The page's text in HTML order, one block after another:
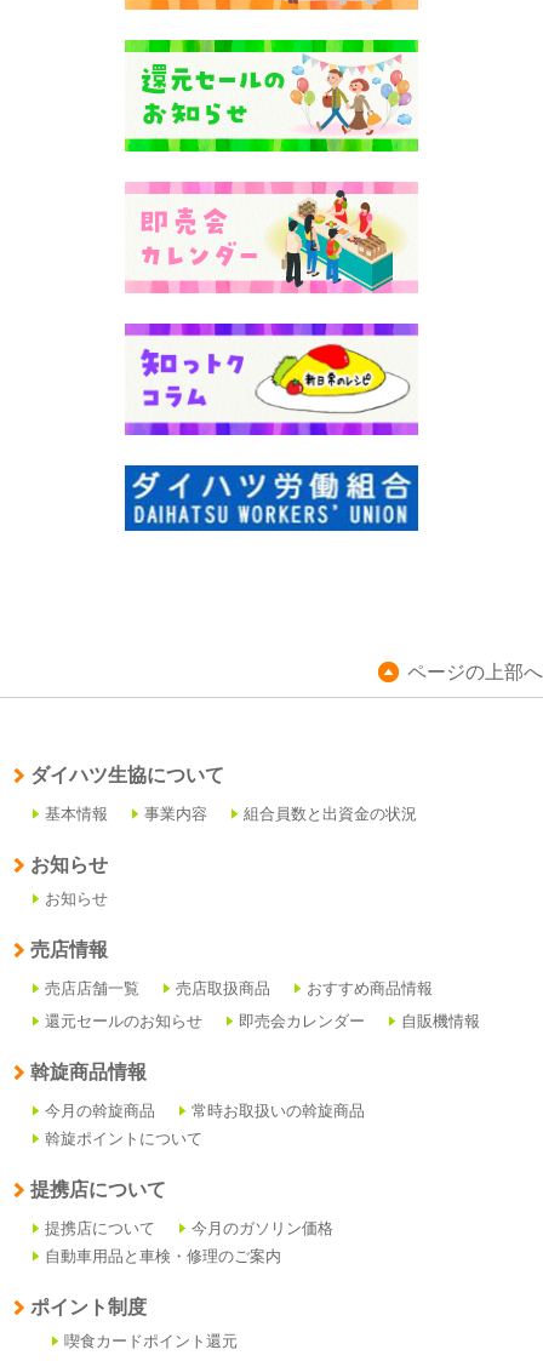
ページの上部へ
ダイハツ生協について
基本情報 事業内容 組合員数と出資金の状況
お知らせ
お知らせ
売店情報
売店店舗一覧 売店取扱商品
おすすめ商品情報
還元セールのお知らせ
即売会カレンダー 自販機情報
斡旋商品情報
今月の斡旋商品
常時お取扱いの斡旋商品
斡旋ポイントについて
提携店について
提携店について
今月のガソリン価格
自動車用品と車検・修理のご案内
ポイント制度
喫食カードポイント還元